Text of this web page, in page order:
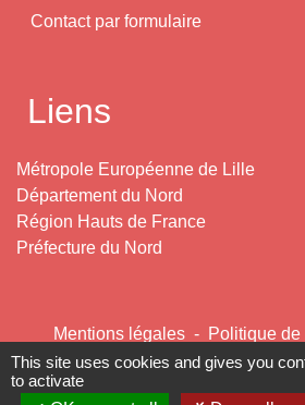
Contact par formulaire
Liens
Métropole Européenne de Lille
Département du Nord
Région Hauts de France
Préfecture du Nord
Mentions légales - Politique
Accessibilité - Plan du site -
This site uses cookies and gives you
to activate